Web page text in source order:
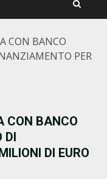
CON BANCO
PER
CON BANCO
DI
DI EURO